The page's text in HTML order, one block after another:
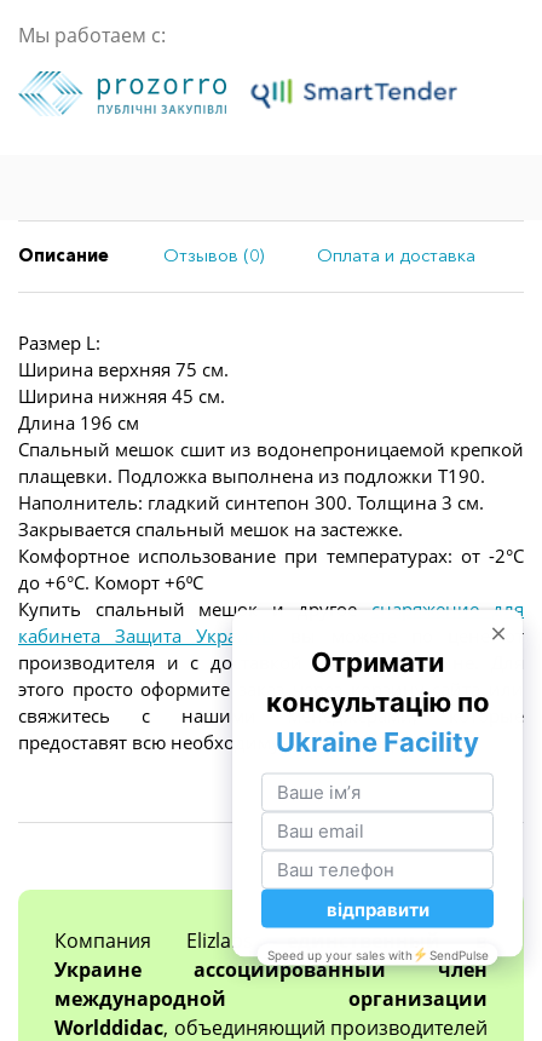
Мы работаем с:
Описание Отзывов (0) Оплата и доставка
Размер L:
Ширина верхняя 75 см.
Ширина нижняя 45 см.
Длина 196 см
Спальный мешок сшит из водонепроницаемой крепкой
плащевки. Подложка выполнена из подложки Т190.
Наполнитель: гладкий синтепон 300. Толщина 3 см.
Закрывается спальный мешок на застежке.
Комфортное использование при температурах: от -2°С
до +6°С. Коморт +6⁰С
Купить спальный мешок и другое снаряжение для
кабинета Защита Украины
вы можете по цене от
производителя и с доставкой по всей Украине. Для
этого просто оформите заказ через корзину сайта или
свяжитесь с нашими менеджерами, которые
предоставят всю необходимую информацию.
Компания Elizlabs
Украине ассоциированный член
международной организации
Worlddidac, объединяющий производителей